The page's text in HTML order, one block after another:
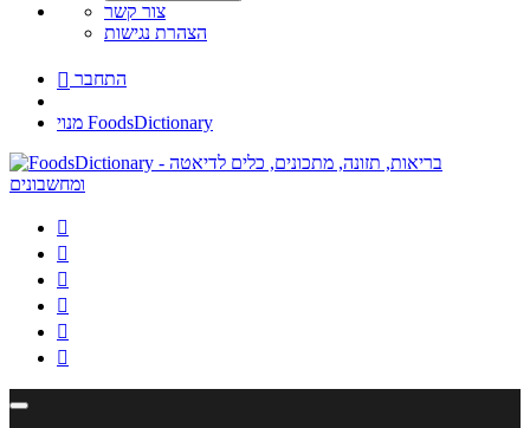
צור קשר
הצהרת נגישות
 התחבר
מנוי FoodsDictionary





